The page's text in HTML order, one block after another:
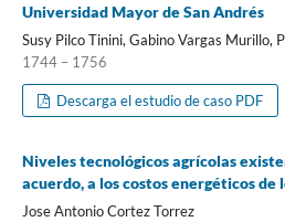
Universidad Mayor de San Andrés
Susy Pilco Tinini, Gabino Vargas Murillo,
1744 – 1756
Descarga el estudio de caso PDF
Niveles tecnológicos agrícolas
acuerdo, a los costos energéticos
Jose Antonio Cortez Torrez